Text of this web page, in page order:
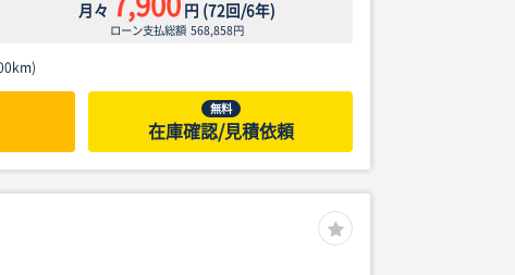
月々 円 (72回/6年)
ローン支払総額 568,858円
無料
在庫確認/見積依頼